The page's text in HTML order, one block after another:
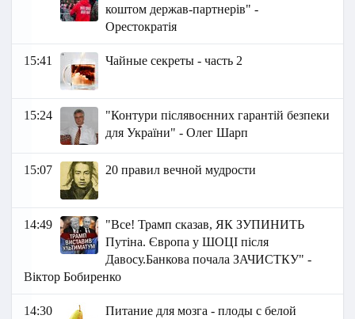
коштом держав-партнерів" -
Орестократія
15:41 Чайные секреты - часть 2
15:24
"Контури післявоєнних гарантій безпеки
для України" - Олег Шарп
15:07 20 правил вечной мудрости
14:49
"Все! Трамп сказав, ЯК ЗУПИНИТЬ
Путіна. Європа у ШОЦІ після
Давосу.Банкова почала ЗАЧИСТКУ" -
Віктор Бобиренко
14:30
Питание для мозга - плоды с белой